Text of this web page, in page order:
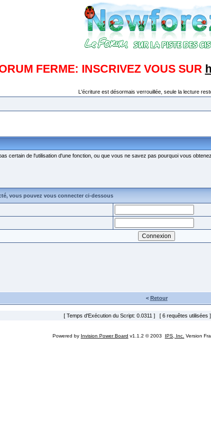
FERME: INSCRIVEZ VOUS SUR
L'écriture est désormais verrouillée, seule la lecture
certain de l'utilisation d'une fonction, ou que vous ne savez pas pourquoi vous
vous pouvez vous connecter ci-dessous
< Retour
[ Temps d'Exécution du Script: 0.0311 ] [ 6 requêtes
Powered by Invision Power Board v1.1.2 © 2003 IPS, Inc. Version